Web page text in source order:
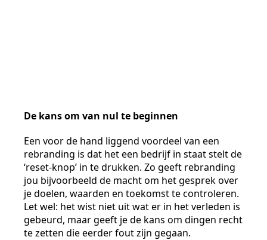
De kans om van nul te beginnen
Een voor de hand liggend voordeel van een
rebranding is dat het een bedrijf in staat stelt de
‘reset-knop’ in te drukken. Zo geeft rebranding
jou bijvoorbeeld de macht om het gesprek over
je doelen, waarden en toekomst te controleren.
Let wel: het wist niet uit wat er in het verleden is
gebeurd, maar geeft je de kans om dingen recht
te zetten die eerder fout zijn gegaan.